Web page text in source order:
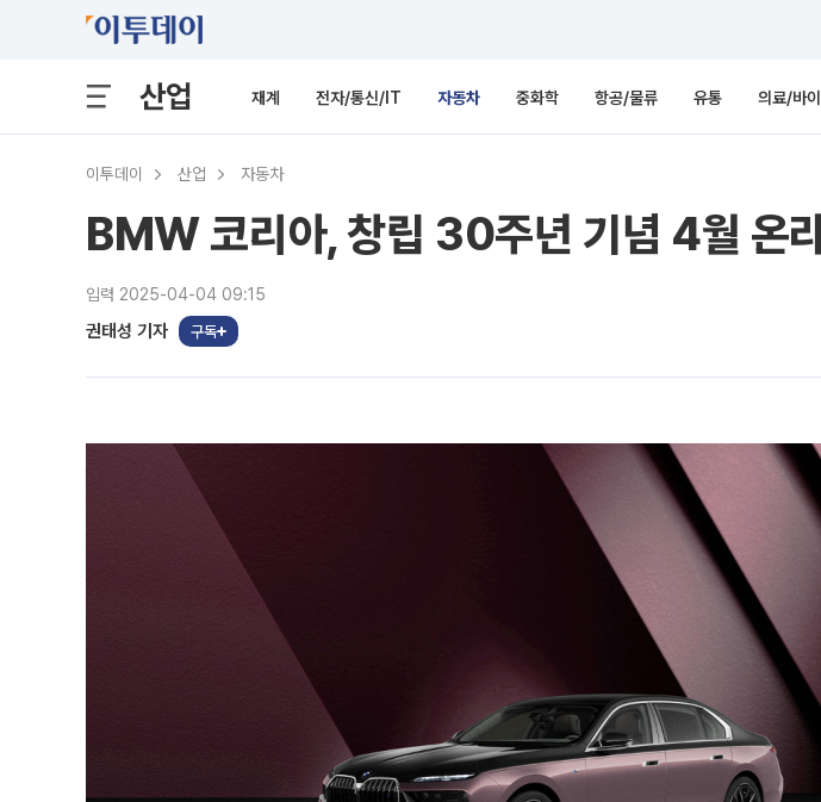
산업 재계 전자/통신/IT 자동차 중화학 항공/물류 유통 의료/바
이투데이 산업 자동차
BMW 코리아, 창립 30주년 기념 4월 온
입력 2025-04-04 09:15
권태성 기자 구독